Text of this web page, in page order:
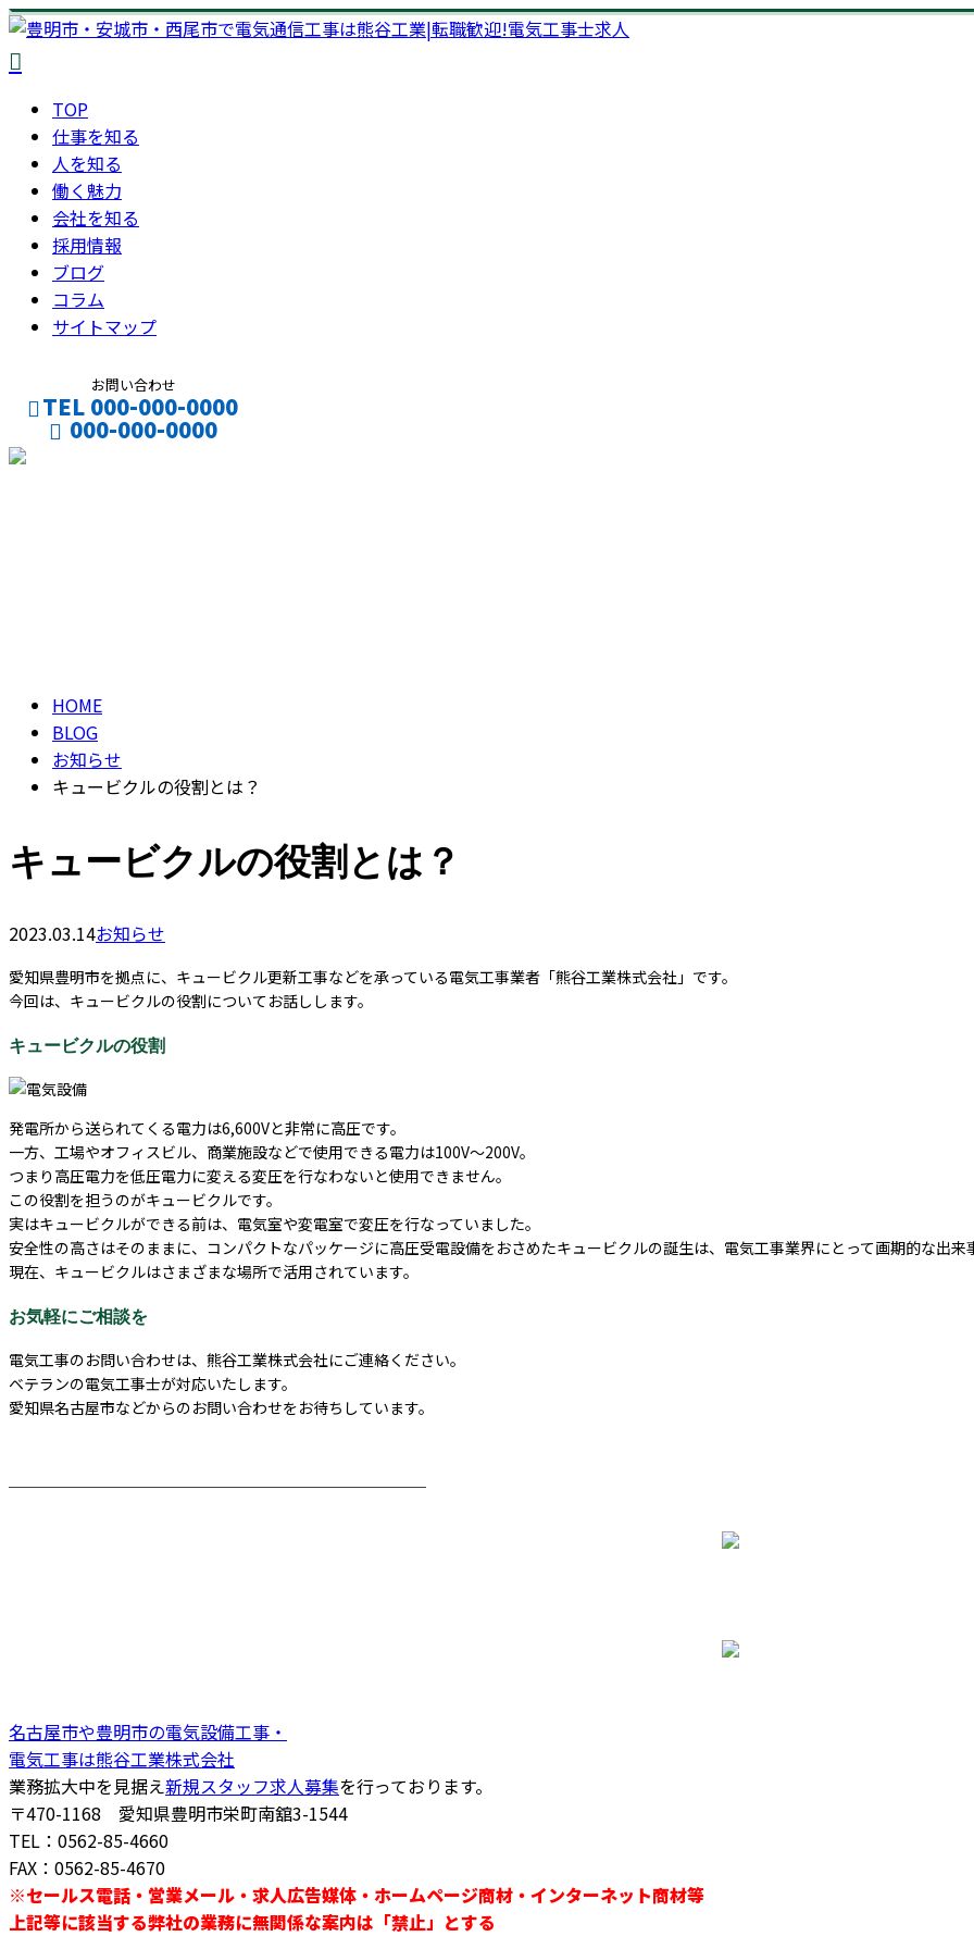
TOP
仕事を知る
人を知る
働く魅力
会社を知る
採用情報
ブログ
コラム
サイトマップ
お問い合わせ
TEL 000-000-0000
000-000-0000
HOME
BLOG
お知らせ
キュービクルの役割とは？
キュービクルの役割とは？
2023.03.14お知らせ
愛知県豊明市を拠点に、キュービクル更新工事などを承っている電気工事業者「熊谷工業株式会社」です。
今回は、キュービクルの役割についてお話しします。
キュービクルの役割
発電所から送られてくる電力は6,600Vと非常に高圧です。
一方、工場やオフィスビル、商業施設などで使用できる電力は100V～200V。
つまり高圧電力を低圧電力に変える変圧を行なわないと使用できません。
この役割を担うのがキュービクルです。
実はキュービクルができる前は、電気室や変電室で変圧を行なっていました。
安全性の高さはそのままに、コンパクトなパッケージに高圧受電設備をおさめたキュービクルの誕生は、電気工事業界にとって画期的な出来
現在、キュービクルはさまざまな場所で活用されています。
お気軽にご相談を
電気工事のお問い合わせは、熊谷工業株式会社にご連絡ください。
ベテランの電気工事士が対応いたします。
愛知県名古屋市などからのお問い合わせをお待ちしています。
────────────────────────
名古屋市や豊明市の電気設備工事・
電気工事は熊谷工業株式会社
業務拡大中を見据え新規スタッフ求人募集を行っております。
〒470-1168 愛知県豊明市栄町南舘3-1544
TEL：0562-85-4660
FAX：0562-85-4670
※セールス電話・営業メール・求人広告媒体・ホームページ商材・インターネット商材等
上記等に該当する弊社の業務に無関係な案内は「禁止」とする